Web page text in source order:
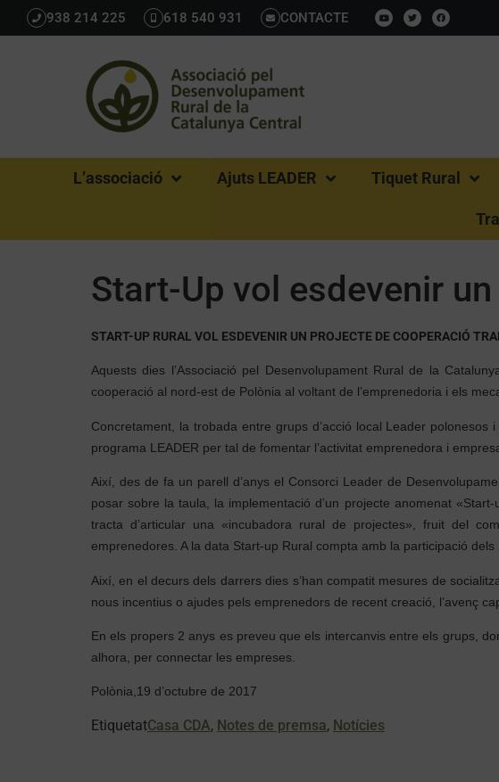
938 214 225 618 540 931 CONTACTE
L’associació Ajuts LEADER Tiquet Rural
Start-Up vol esdevenir
START-UP RURAL VOL ESDEVENIR UN PROJECTE DE COOPERACIÓ
Aquests dies l’Associació pel Desenvolupament Rural de la
cooperació al nord-est de Polònia al voltant de l’emprenedoria i els
Concretament, la trobada entre grups d’acció local Leader
programa LEADER per tal de fomentar l’activitat emprenedora i
Així, des de fa un parell d’anys el Consorci Leader de
posar sobre la taula, la implementació d’un projecte anomenat
tracta d’articular una «incubadora rural de projectes», fruit del
emprenedores. A la data Start-up Rural compta amb la participació dels
Així, en el decurs dels darrers dies s’han compatit mesures de
nous incentius o ajudes pels emprenedors de recent creació, l’avenç
En els propers 2 anys es preveu que els intercanvis entre els grups,
alhora, per connectar les empreses.
Polònia,19 d’octubre de 2017
EtiquetatCasa CDA, Notes de premsa, Notícies